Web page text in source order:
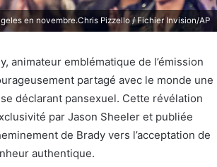
en novembre.Chris Pizzello / Fichier Invision/AP
animateur emblématique de l’émission
partagé avec le monde une
déclarant pansexuel. Cette révélation
par Jason Sheeler et publiée
de Brady vers l’acceptation de
authentique.